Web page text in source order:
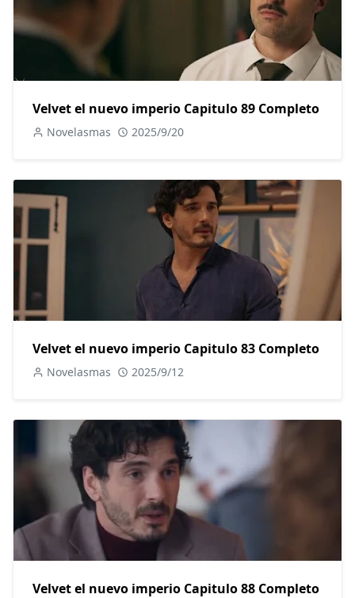
Velvet el nuevo imperio Capitulo 89 Completo
Novelasmas 2025/9/20
Velvet el nuevo imperio Capitulo 83 Completo
Novelasmas 2025/9/12
Velvet el nuevo imperio Capitulo 88 Completo